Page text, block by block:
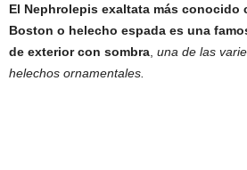
El Nephrolepis exaltata más conocido
Boston o helecho espada es una
de exterior con sombra una de las
helechos ornamentales.